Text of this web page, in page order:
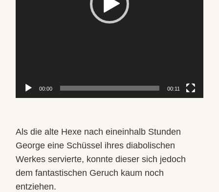
00:00 00:11
Als die alte Hexe nach eineinhalb Stunden
George eine Schüssel ihres diabolischen
Werkes servierte, konnte dieser sich jedoch
dem fantastischen Geruch kaum noch
entziehen.